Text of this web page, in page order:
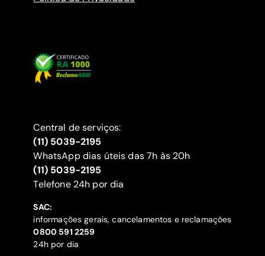
Central de serviços:
(11) 5039-2195
WhatsApp dias úteis das 7h às 20h
(11) 5039-2195
‍Telefone 24h por dia
SAC:
informações gerais, cancelamentos e reclamações
‍0800 591 2259
24h por dia